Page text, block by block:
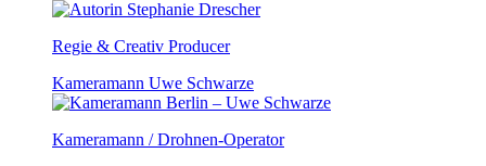
Regie & Creativ Producer
Kameramann Uwe Schwarze
Kameramann / Drohnen-Operator